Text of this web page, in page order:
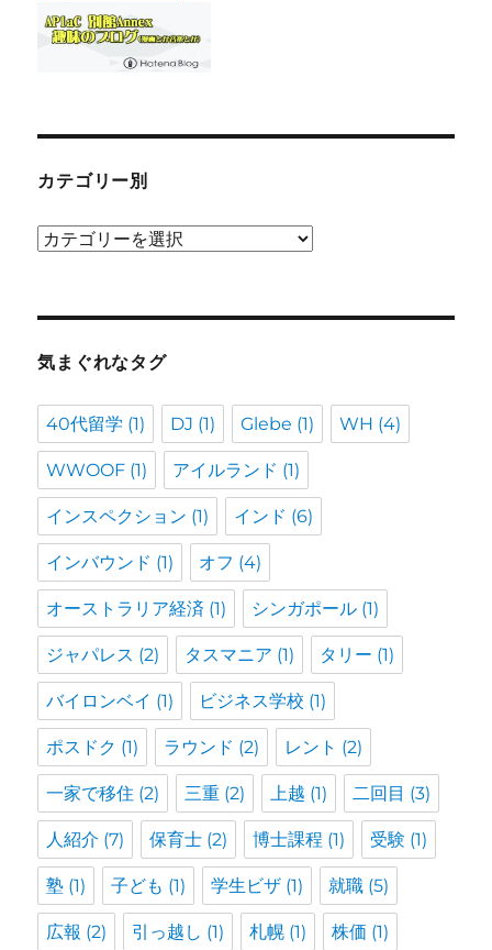
カテゴリー別
カ
ー
気まぐれなタグ
40代留学 (1) DJ (1) Glebe (1) WH (4)
WWOOF (1) アイルランド (1)
インスペクション (1) インド (6)
インバウンド (1) オフ (4)
オーストラリア経済 (1) シンガポール (1)
ジャパレス (2) タスマニア (1) タリー (1)
バイロンベイ (1) ビジネス学校 (1)
ポスドク (1) ラウンド (2) レント (2)
一家で移住 (2) 三重 (2) 上越 (1) 二回目 (3)
人紹介 (7) 保育士 (2) 博士課程 (1) 受験 (1)
塾 (1) 子ども (1) 学生ビザ (1) 就職 (5)
広報 (2) 引っ越し (1) 札幌 (1) 株価 (1)